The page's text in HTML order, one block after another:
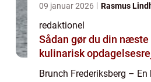
09 januar 2026 Rasmus
redaktionel
Sådan gør du din
kulinarisk
Brunch Frederiksberg –